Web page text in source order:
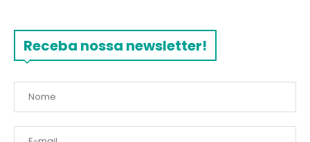
Receba nossa newsletter!